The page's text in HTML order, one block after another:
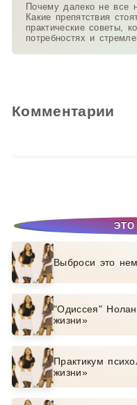
Выброси это
"Одиссея"
жизни»
Практикум
жизни»
Почему далеко не все
Какие препятствия
практические советы,
потребностях и
Комментарии